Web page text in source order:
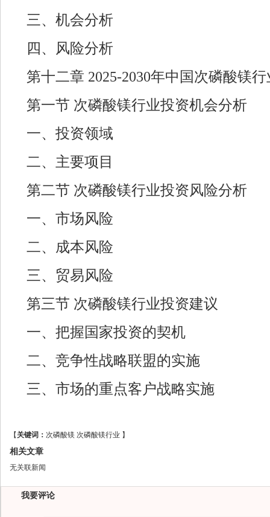
三、机会分析
四、风险分析
第十二章 2025-2030年中国次磷酸镁
第一节 次磷酸镁行业投资机会分析
一、投资领域
二、主要项目
第二节 次磷酸镁行业投资风险分析
一、市场风险
二、成本风险
三、贸易风险
第三节 次磷酸镁行业投资建议
一、把握国家投资的契机
二、竞争性战略联盟的实施
三、市场的重点客户战略实施
【 关键词： 次磷酸镁 次磷酸镁行业 】
相关文章
无关联新闻
我要评论